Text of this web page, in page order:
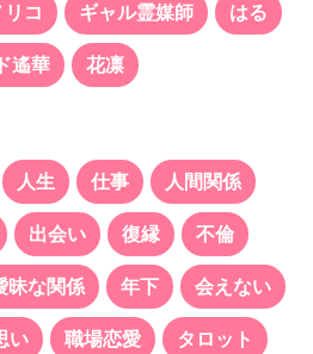
リコ ギャル霊媒師 はる
遙華 花凛
人生 仕事 人間関係
出会い 復縁 不倫
昧な関係 年下 会えない
い 職場恋愛 タロット